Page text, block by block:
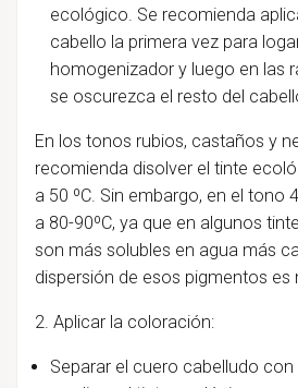
ecológico. Se recomienda
cabello la primera vez para
homogenizador y luego en las
se oscurezca el resto del
En los tonos rubios, castaños y
recomienda disolver el tinte
a 50 ºC. Sin embargo, en el tono
a 80-90ºC, ya que en algunos
son más solubles en agua más
dispersión de esos pigmentos es
2. Aplicar la coloración:
Separar el cuero cabelludo con